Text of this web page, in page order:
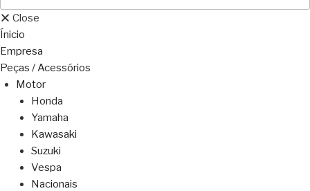
Close
Ínicio
Empresa
Peças / Acessórios
Motor
Honda
Yamaha
Kawasaki
Suzuki
Vespa
Nacionais